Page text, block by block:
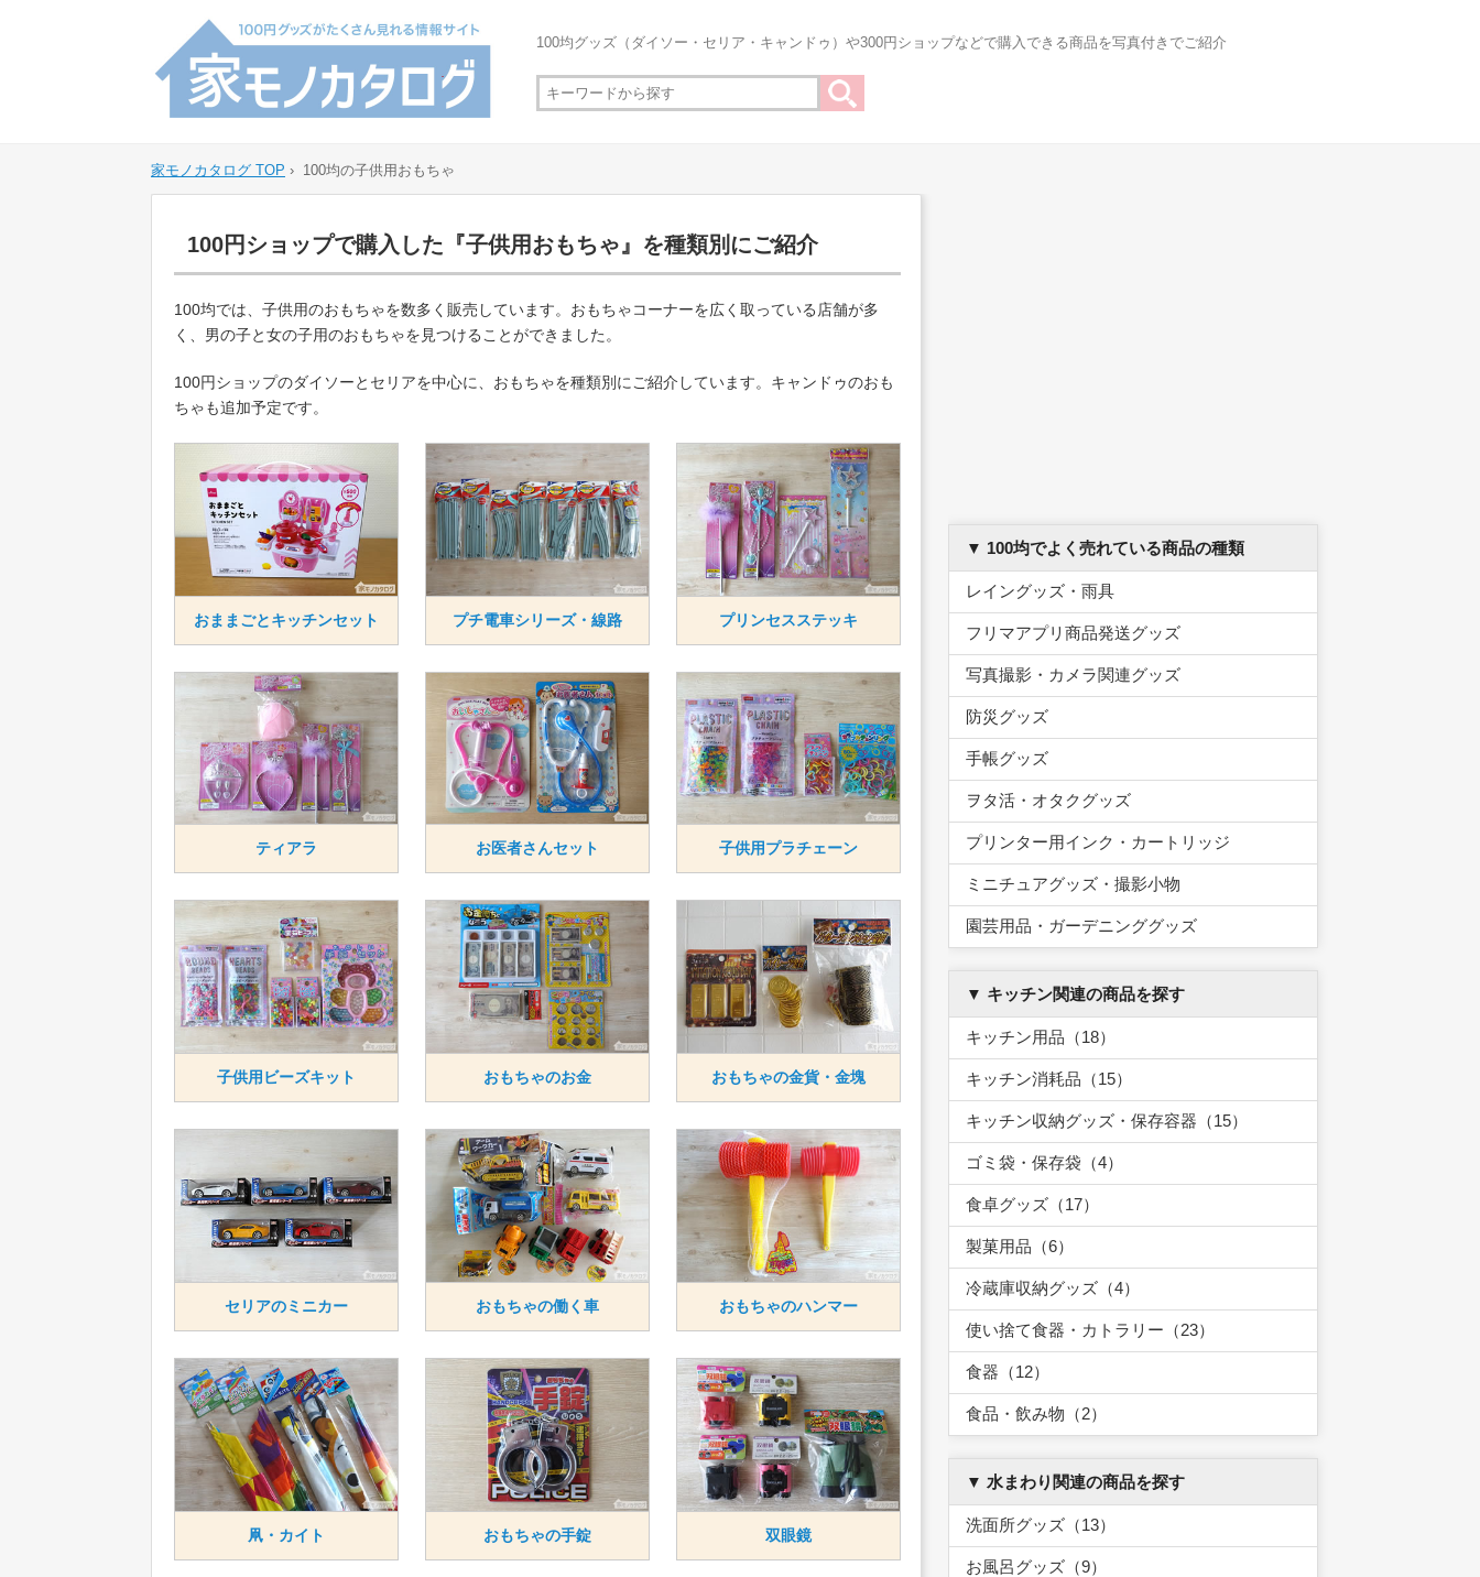
100均グッズ（ダイソー・セリア・キャンドゥ）や300円ショップなどで購入できる商品を写真付きでご紹介
家モノカタログ TOP › 100均の子供用おもちゃ
100円ショップで購入した『子供用おもちゃ』を種類別にご紹介
100均では、子供用のおもちゃを数多く販売しています。おもちゃコーナーを広く取っている店舗が多
く、男の子と女の子用のおもちゃを見つけることができました。
100円ショップのダイソーとセリアを中心に、おもちゃを種類別にご紹介しています。キャンドゥのおも
ちゃも追加予定です。
おままごとキッチンセット プチ電車シリーズ・線路 プリンセスステッキ
ティアラ お医者さんセット 子供用プラチェーン
子供用ビーズキット おもちゃのお金 おもちゃの金貨・金塊
セリアのミニカー おもちゃの働く車 おもちゃのハンマー
凧・カイト おもちゃの手錠 双眼鏡
▼ 100均でよく売れている商品の種類
レイングッズ・雨具
フリマアプリ商品発送グッズ
写真撮影・カメラ関連グッズ
防災グッズ
手帳グッズ
ヲタ活・オタクグッズ
プリンター用インク・カートリッジ
ミニチュアグッズ・撮影小物
園芸用品・ガーデニンググッズ
▼ キッチン関連の商品を探す
キッチン用品（18）
キッチン消耗品（15）
キッチン収納グッズ・保存容器（15）
ゴミ袋・保存袋（4）
食卓グッズ（17）
製菓用品（6）
冷蔵庫収納グッズ（4）
使い捨て食器・カトラリー（23）
食器（12）
食品・飲み物（2）
▼ 水まわり関連の商品を探す
洗面所グッズ（13）
お風呂グッズ（9）